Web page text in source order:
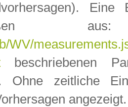
WV/
beschriebenen
Ohne zeitliche
angezeigt.